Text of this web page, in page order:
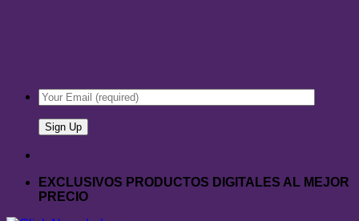
EXCLUSIVOS PRODUCTOS DIGITALES AL MEJOR
PRECIO